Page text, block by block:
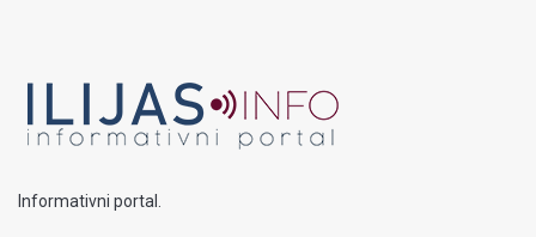
Informativni portal.